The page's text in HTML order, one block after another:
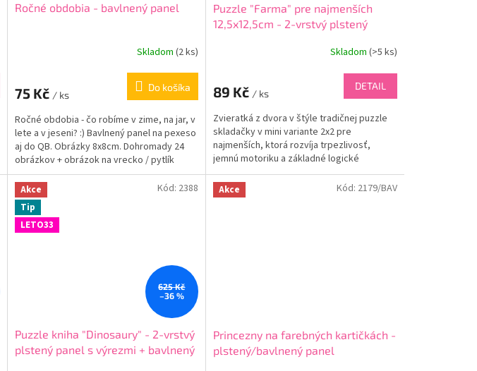
Ročné obdobia - bavlnený panel
Skladom (2 ks)
75 Kč / ks
Do košíka
Ročné obdobia - čo robíme v zime, na jar, v
lete a v jeseni? :) Bavlnený panel na pexeso
aj do QB. Obrázky 8x8cm. Dohromady 24
obrázkov + obrázok na vrecko / pytlík
16x16cm....
Puzzle "Farma" pre najmenších
12,5x12,5cm - 2-vrstvý plstený
Skladom (>5 ks)
89 Kč / ks
DETAIL
Zvieratká z dvora v štýle tradičnej puzzle
skladačky v mini variante 2x2 pre
najmenších, ktorá rozvíja trpezlivosť,
jemnú motoriku a základné logické
myslenie - pozícia,...
Akce
Tip
LETO33
625 Kč
–36 %
Puzzle kniha "Dinosaury" - 2-vrstvý
plstený panel s výrezmi + bavlnený
Kód: 2388 Akce
Princezny na farebných kartičkách -
plstený/bavlnený panel
Kód: 2179/BAV